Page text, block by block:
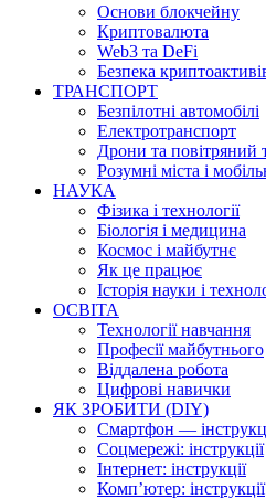
Основи блокчейну
Криптовалюта
Web3 та DeFi
Безпека
ТРАНСПОРТ
Безпілотні автомобілі
Електротранспорт
Дрони та повітряний
Розумні міста і
НАУКА
Фізика і технології
Біологія і медицина
Космос і майбутнє
Як це працює
Історія науки і
ОСВІТА
Технології навчання
Професії майбутнього
Віддалена робота
Цифрові навички
ЯК ЗРОБИТИ (DIY)
Смартфон —
Соцмережі: інструкції
Інтернет: інструкції
Комп’ютер: інструкції